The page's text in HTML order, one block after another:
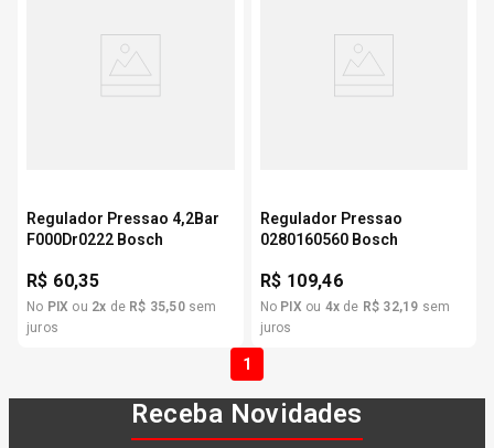
Regulador Pressao 4,2Bar
F000Dr0222 Bosch
R$ 60,35
No PIX ou 2x de R$ 35,50sem
juros
Regulador Pressao
0280160560 Bosch
R$ 109,46
No PIX ou 4xde R$ 32,19 sem
juros
1
Receba Novidades